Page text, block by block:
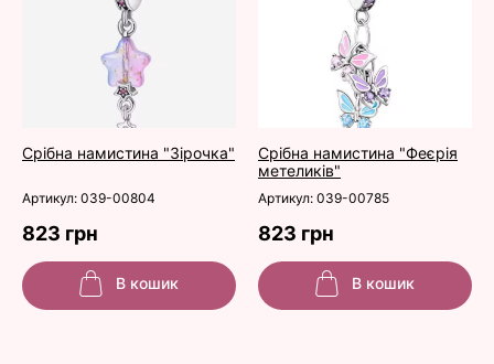
Срібна намистина "Зірочка"
Срібна намистина "Феєрія
метеликів"
Артикул: 039-00804 Артикул: 039-00785
823 грн 823 грн
В кошик В кошик